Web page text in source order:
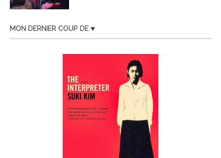
MON DERNIER COUP DE ♥